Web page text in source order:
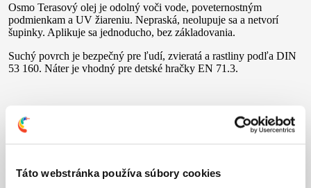
Táto webstránka používa súbory cookies
Osmo Terasový olej je odolný voči vode, poveternostným
podmienkam a UV žiareniu. Nepraská, neolupuje sa a netvorí
šupinky. Aplikuje sa jednoducho, bez základovania.
Suchý povrch je bezpečný pre ľudí, zvieratá a rastliny podľa DIN
53 160. Náter je vhodný pre detské hračky EN 71.3.